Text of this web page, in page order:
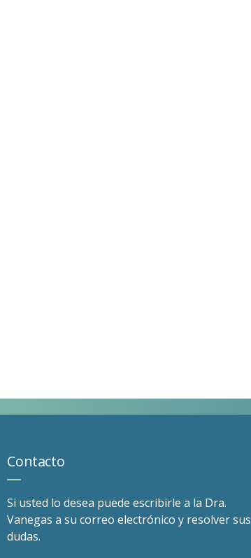
Contacto
Si usted lo desea puede escribirle a la Dra.
Vanegas a su correo electrónico y resolver sus
dudas.